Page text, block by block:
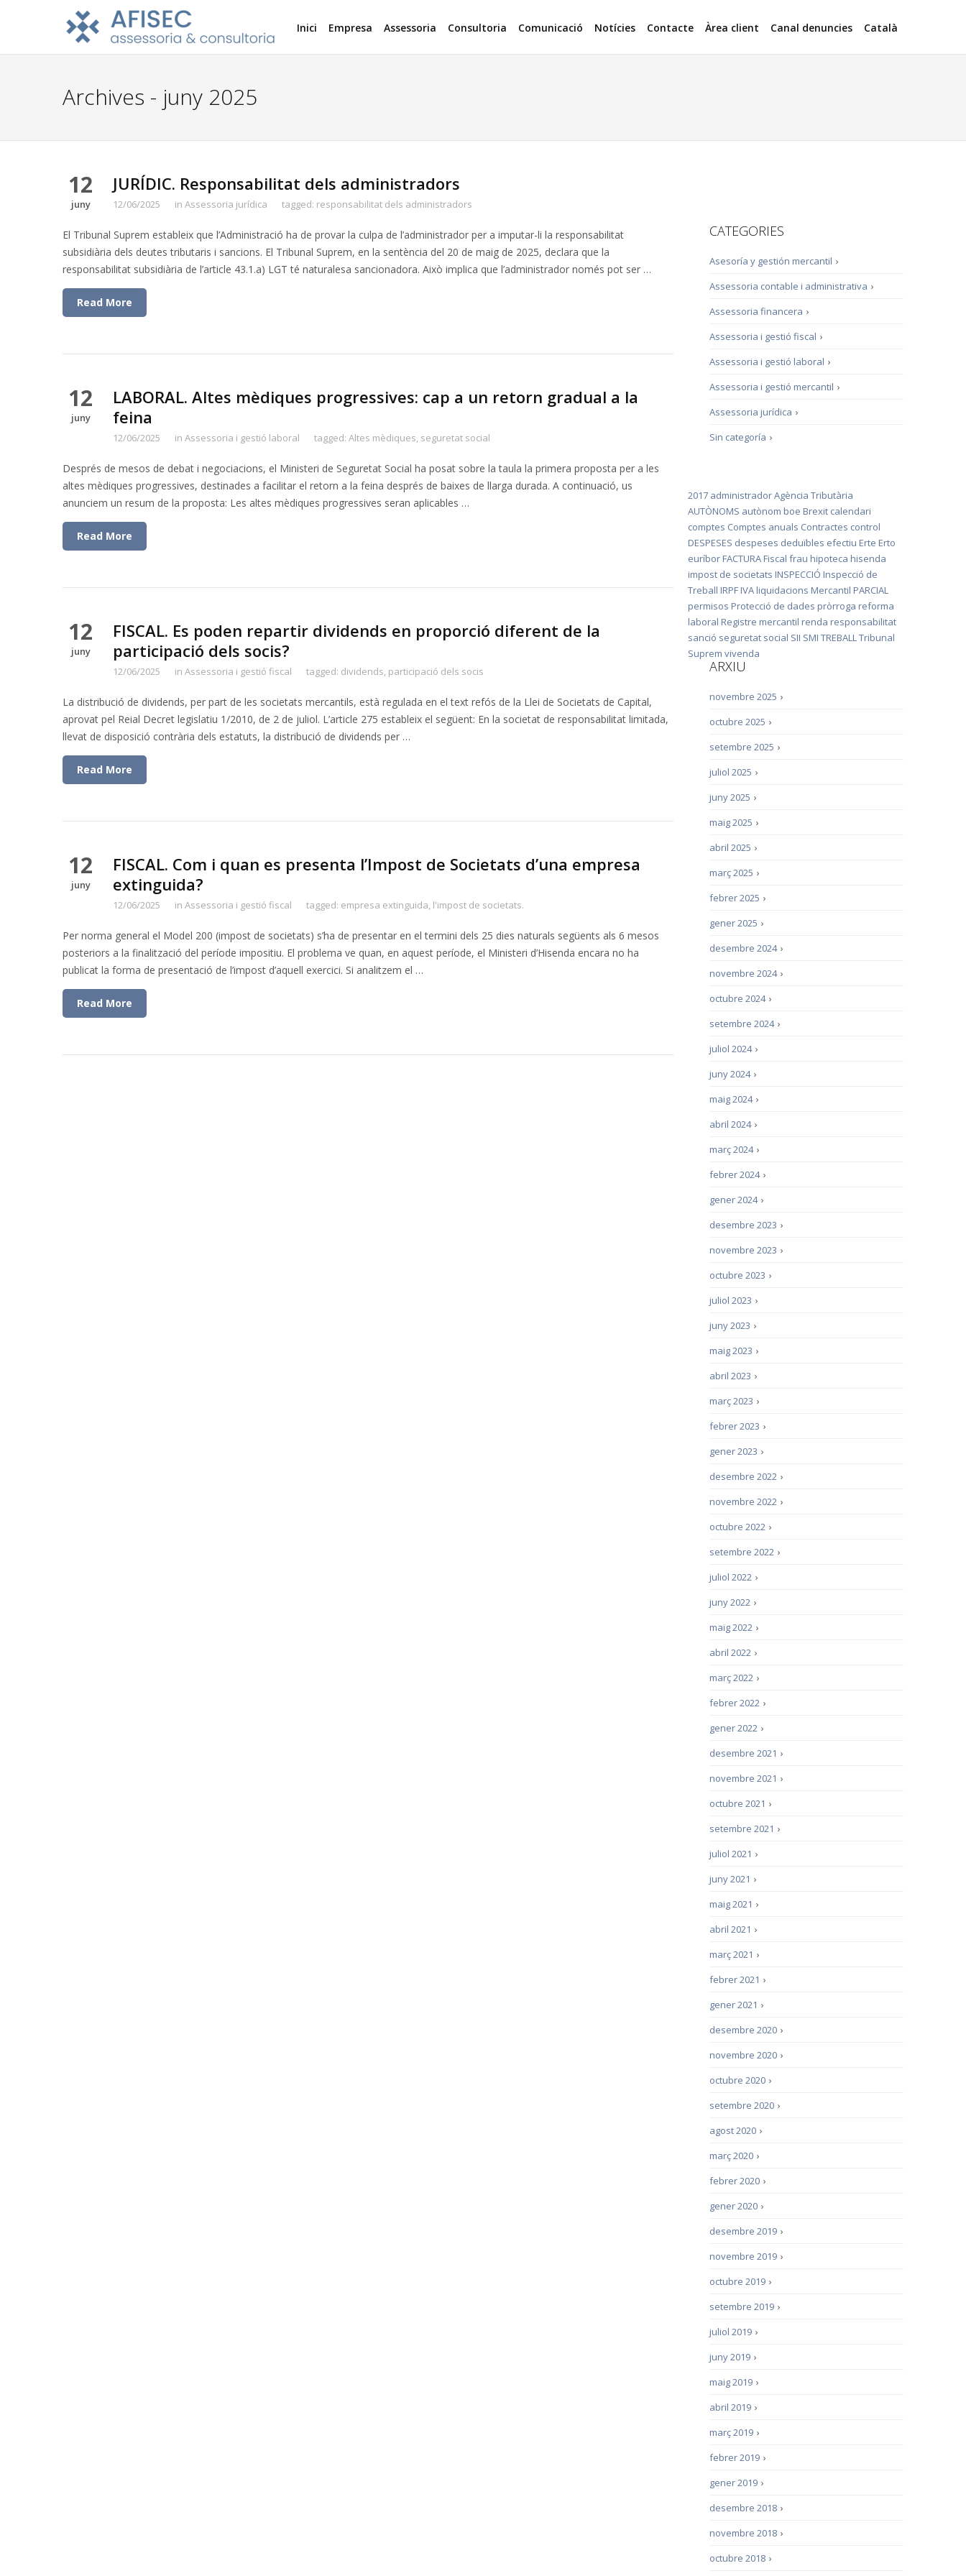
Inici Empresa Assessoria Consultoria Comunicació Notícies Contacte Àrea client Canal denuncies Català
Archives - juny 2025
12
juny
JURÍDIC. Responsabilitat dels administradors
12/06/2025 in Assessoria jurídica tagged: responsabilitat dels administradors
El Tribunal Suprem estableix que l’Administració ha de provar la culpa de l’administrador per a imputar-li la responsabilitat
subsidiària dels deutes tributaris i sancions. El Tribunal Suprem, en la sentència del 20 de maig de 2025, declara que la
responsabilitat subsidiària de l’article 43.1.a) LGT té naturalesa sancionadora. Això implica que l’administrador només pot ser …
Read More
12
juny
LABORAL. Altes mèdiques progressives: cap a un retorn gradual a la
feina
12/06/2025 in Assessoria i gestió laboral tagged: Altes mèdiques, seguretat social
Després de mesos de debat i negociacions, el Ministeri de Seguretat Social ha posat sobre la taula la primera proposta per a les
altes mèdiques progressives, destinades a facilitar el retorn a la feina després de baixes de llarga durada. A continuació, us
anunciem un resum de la proposta: Les altes mèdiques progressives seran aplicables …
Read More
12
juny
FISCAL. Es poden repartir dividends en proporció diferent de la
participació dels socis?
12/06/2025 in Assessoria i gestió fiscal tagged: dividends, participació dels socis
La distribució de dividends, per part de les societats mercantils, està regulada en el text refós de la Llei de Societats de Capital,
aprovat pel Reial Decret legislatiu 1/2010, de 2 de juliol. L’article 275 estableix el següent: En la societat de responsabilitat limitada,
llevat de disposició contrària dels estatuts, la distribució de dividends per …
Read More
12
juny
FISCAL. Com i quan es presenta l’Impost de Societats d’una empresa
extinguida?
12/06/2025 in Assessoria i gestió fiscal tagged: empresa extinguida, l'impost de societats.
Per norma general el Model 200 (impost de societats) s’ha de presentar en el termini dels 25 dies naturals següents als 6 mesos
posteriors a la finalització del període impositiu. El problema ve quan, en aquest període, el Ministeri d’Hisenda encara no ha
publicat la forma de presentació de l’impost d’aquell exercici. Si analitzem el …
Read More
CATEGORIES
›
Asesoría y gestión mercantil
›
Assessoria contable i administrativa
›
Assessoria financera
›
Assessoria i gestió fiscal
›
Assessoria i gestió laboral
›
Assessoria i gestió mercantil
›
Assessoria jurídica
›
Sin categoría
2017 administradorAgència Tributària
AUTÒNOMS autònom boe Brexit calendari
comptes Comptes anuals Contractes control
DESPESES despeses deduïbles efectiu Erte Erto
euríbor FACTURA Fiscal frau hipoteca hisenda
impost de societats INSPECCIÓ Inspecció de
Treball IRPF IVA liquidacions Mercantil PARCIAL
permisos Protecció de dades pròrroga reforma
laboral Registre mercantil renda responsabilitat
sanció seguretat social SII SMI TREBALLTribunal
Suprem vivenda
ARXIU
›
novembre 2025
›
octubre 2025
›
setembre 2025
›
juliol 2025
›
juny 2025
›
maig 2025
›
abril 2025
›
març 2025
›
febrer 2025
›
gener 2025
›
desembre 2024
›
novembre 2024
›
octubre 2024
›
setembre 2024
›
juliol 2024
›
juny 2024
›
maig 2024
›
abril 2024
›
març 2024
›
febrer 2024
›
gener 2024
›
desembre 2023
›
novembre 2023
›
octubre 2023
›
juliol 2023
›
juny 2023
›
maig 2023
›
abril 2023
›
març 2023
›
febrer 2023
›
gener 2023
›
desembre 2022
›
novembre 2022
›
octubre 2022
›
setembre 2022
›
juliol 2022
›
juny 2022
›
maig 2022
›
abril 2022
›
març 2022
›
febrer 2022
›
gener 2022
›
desembre 2021
›
novembre 2021
›
octubre 2021
›
setembre 2021
›
juliol 2021
›
juny 2021
›
maig 2021
›
abril 2021
›
març 2021
›
febrer 2021
›
gener 2021
›
desembre 2020
›
novembre 2020
›
octubre 2020
›
setembre 2020
›
agost 2020
›
març 2020
›
febrer 2020
›
gener 2020
›
desembre 2019
›
novembre 2019
›
octubre 2019
›
setembre 2019
›
juliol 2019
›
juny 2019
›
maig 2019
›
abril 2019
›
març 2019
›
febrer 2019
›
gener 2019
›
desembre 2018
›
novembre 2018
›
octubre 2018